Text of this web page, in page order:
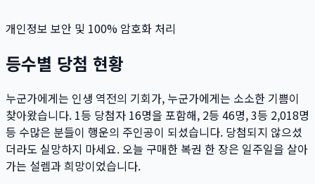
개인정보 보안 및 100% 암호화 처리
등수별 당첨 현황
누군가에게는 인생 역전의 기회가, 누군가에게는 소소한 기쁨이
찾아왔습니다. 1등 당첨자 16명을 포함해, 2등 46명, 3등 2,018명
등 수많은 분들이 행운의 주인공이 되셨습니다. 당첨되지 않으셨
더라도 실망하지 마세요. 오늘 구매한 복권 한 장은 일주일을 살아
가는 설렘과 희망이었습니다.